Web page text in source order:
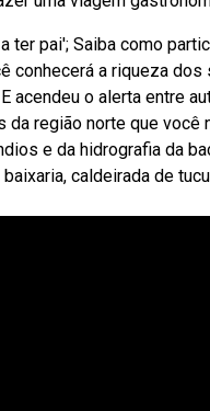
ter pai'; Saiba como
conhecerá a riqueza dos
acendeu o alerta entre
região norte que você
e da hidrografia da
caldeirada de